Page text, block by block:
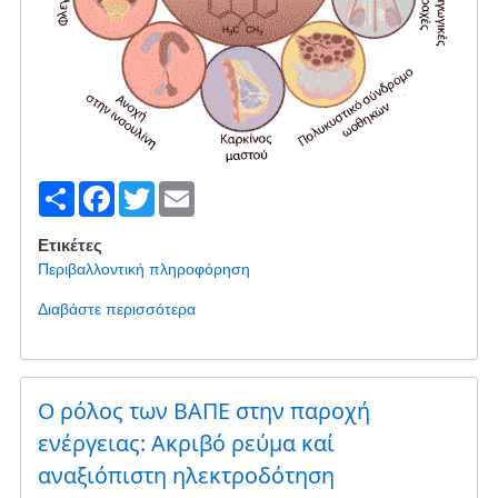
S
h
ar
e
F
c
e
o
o
k
T
tt
er
E
ail
Ετικέτες
Περιβαλλοντική πληροφόρηση
Διαβάστε περισσότεραγια
Δισφαινόλη
-
το
Υπερφθοροχημικό
της
Αιολικής
Ο ρόλος των ΒΑΠΕ στην παροχή
ενέργειας: Ακριβό ρεύμα καί
αναξιόπιστη ηλεκτροδότηση